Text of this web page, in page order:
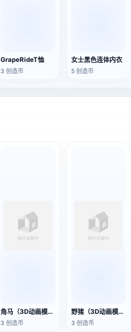
GrapeRideT恤
3 创造币
女士黑色连体内衣
5 创造币
角马（3D动画模型）
3 创造币
野猪（3D动画模型）
3 创造币